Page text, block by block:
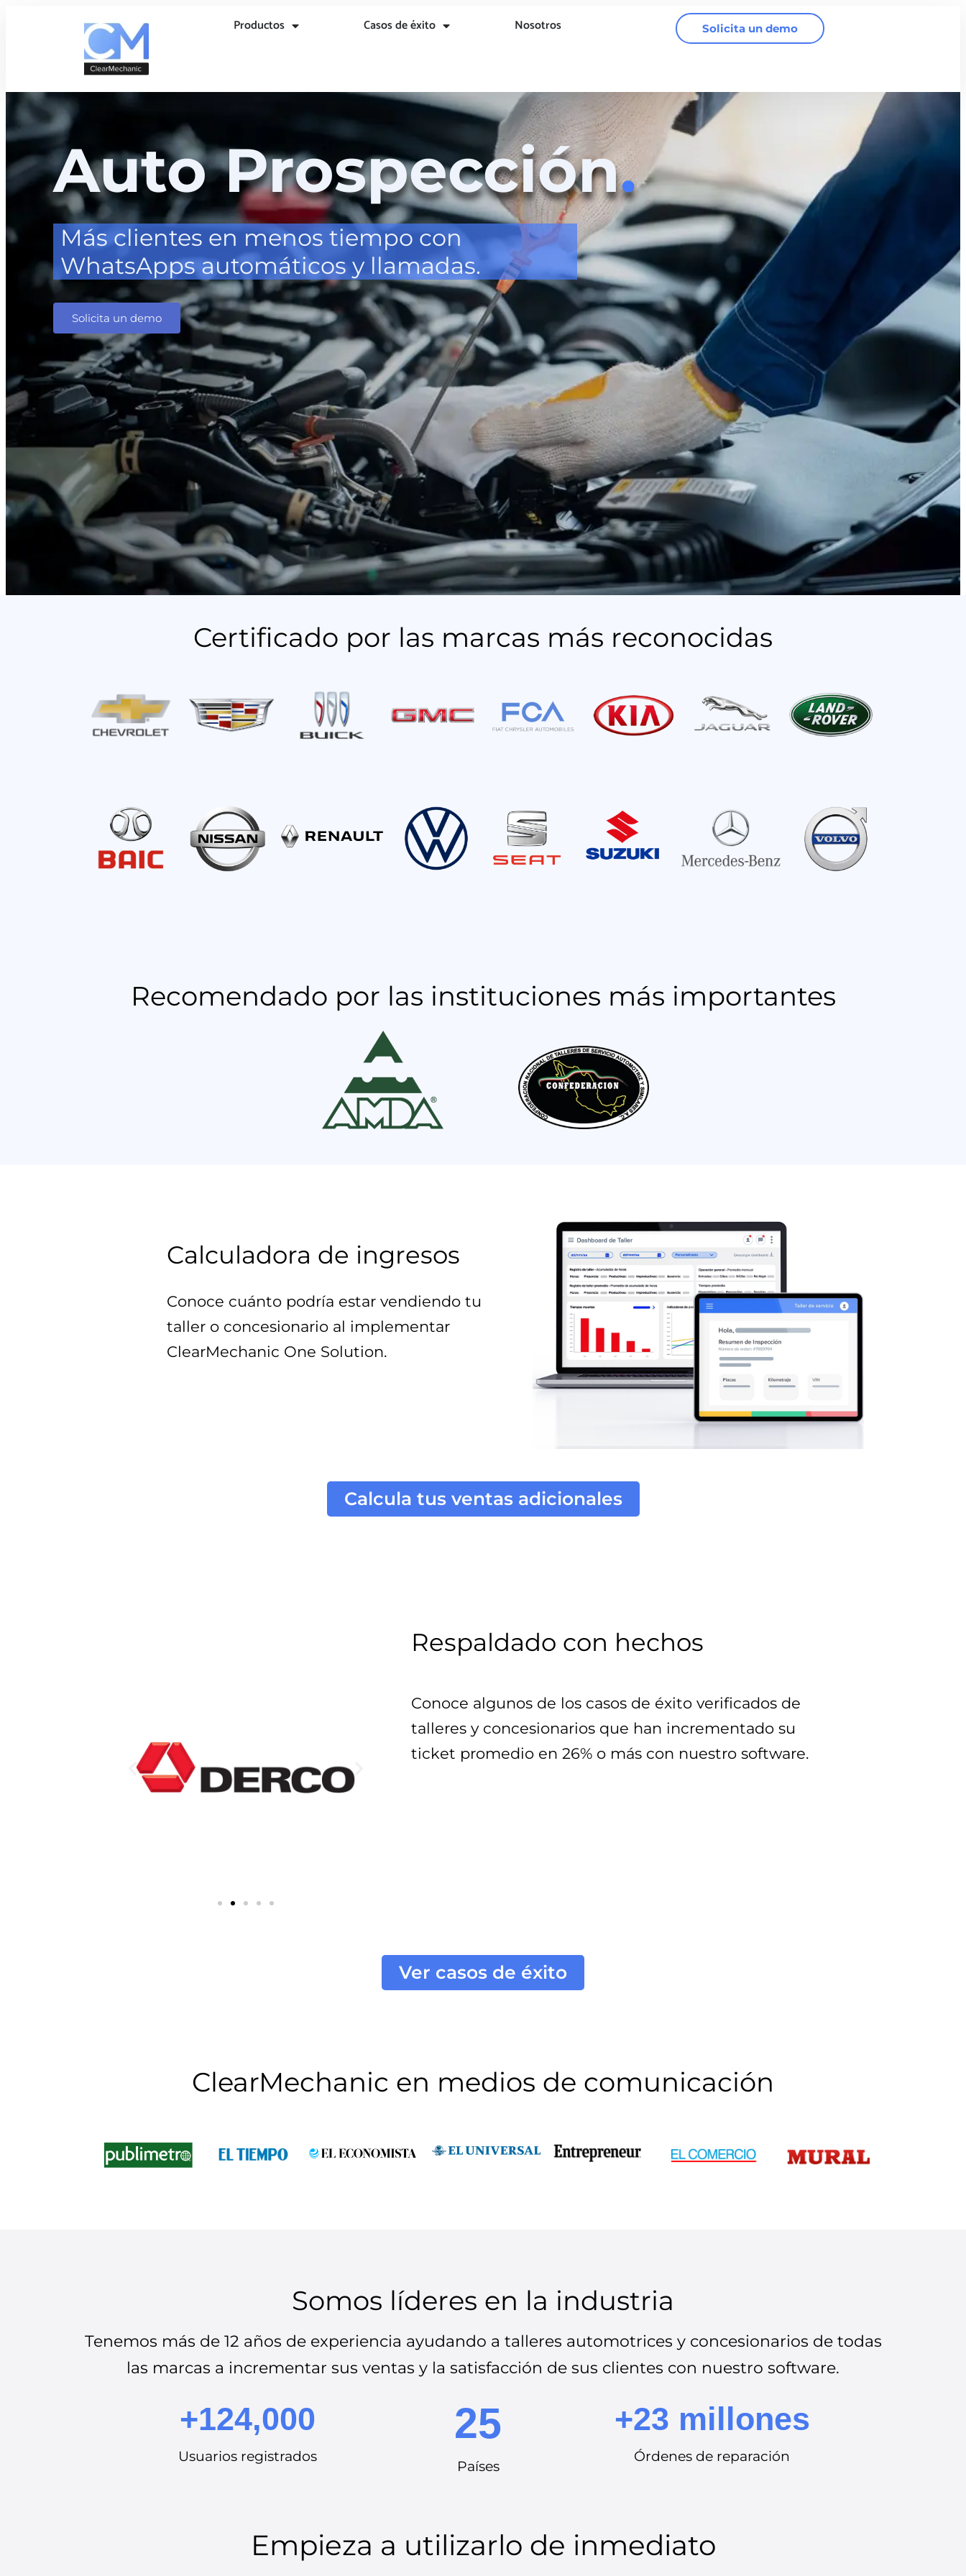
Productos Casos de éxito Nosotros Solicita un demo
Auto Prospección.
Más clientes en menos tiempo con
WhatsApps automáticos y llamadas.
Solicita un demo
Certificado por las marcas más reconocidas
Recomendado por las instituciones más importantes
Calculadora de ingresos
Conoce cuánto podría estar vendiendo tu
taller o concesionario al implementar
ClearMechanic One Solution.
Calcula tus ventas adicionales
Respaldado con hechos
Conoce algunos de los casos de éxito verificados de
talleres y concesionarios que han incrementado su
ticket promedio en 26% o más con nuestro software.
Ver casos de éxito
ClearMechanic en medios de comunicación
Somos líderes en la industria
Tenemos más de 12 años de experiencia ayudando a talleres automotrices y concesionarios de todas
las marcas a incrementar sus ventas y la satisfacción de sus clientes con nuestro software.
+124,000
Usuarios registrados
25
Países
+23 millones
Órdenes de reparación
Empieza a utilizarlo de inmediato